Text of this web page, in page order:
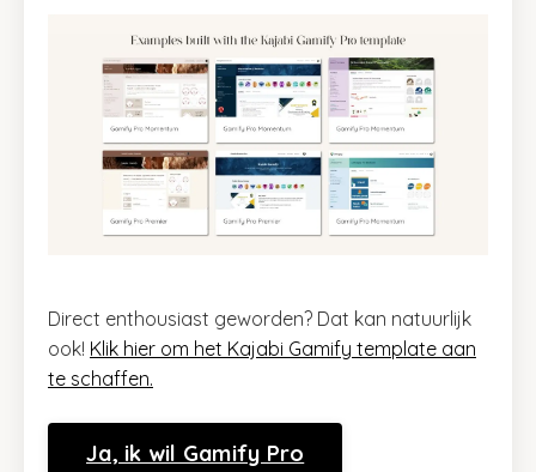
Direct enthousiast geworden? Dat kan natuurlijk
ook! Klik hier om het Kajabi Gamify template aan
te schaffen.
Ja, ik wil Gamify Pro